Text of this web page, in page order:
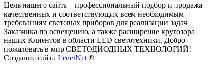
Цель нашего сайта – профессиональный подбор и продажа
качественных и соответствующих всем необходимым
требованиям световых приборов для реализации задач
Заказчика по освещению, а также расширение кругозора
наших Клиентов в области LED светотехники. Добро
пожаловать в мир СВЕТОДИОДНЫХ ТЕХНОЛОГИЙ!
Создание сайта LenetNet ®